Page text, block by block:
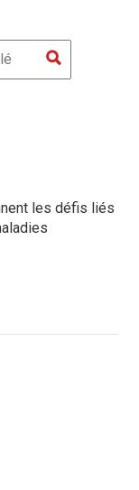
les défis liés